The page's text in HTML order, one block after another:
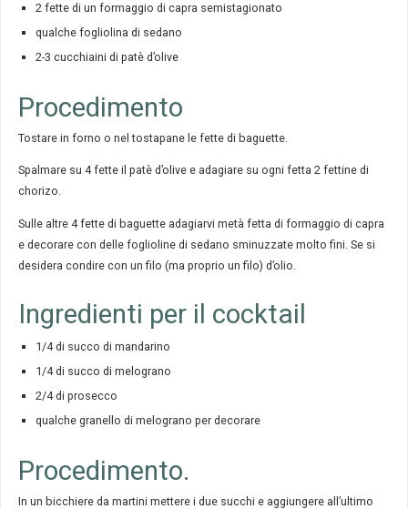
2 fette di un formaggio di capra semistagionato
qualche fogliolina di sedano
2-3 cucchiaini di patè d’olive
Procedimento
Tostare in forno o nel tostapane le fette di baguette.
Spalmare su 4 fette il patè d’olive e adagiare su ogni fetta 2 fettine di
chorizo.
Sulle altre 4 fette di baguette adagiarvi metà fetta di formaggio di capra
e decorare con delle foglioline di sedano sminuzzate molto fini. Se si
desidera condire con un filo (ma proprio un filo) d’olio.
Ingredienti per il cocktail
1/4 di succo di mandarino
1/4 di succo di melograno
2/4 di prosecco
qualche granello di melograno per decorare
Procedimento.
In un bicchiere da martini mettere i due succhi e aggiungere all’ultimo